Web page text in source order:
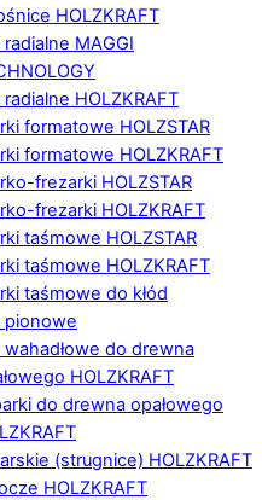
HOLZKRAFT
radialne MAGGI
radialne HOLZKRAFT
formatowe HOLZSTAR
formatowe HOLZKRAFT
frezarki HOLZSTAR
frezarki HOLZKRAFT
taśmowe HOLZSTAR
taśmowe HOLZKRAFT
taśmowe do kłód
pionowe
wahadłowe do drewna
HOLZKRAFT
do drewna opałowego
(strugnice) HOLZKRAFT
HOLZKRAFT